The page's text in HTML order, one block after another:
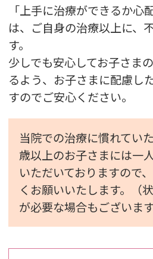
「上手に治療ができるか心配
は、ご自身の治療以上に、
す。
少しでも安心してお子さま
るよう、 お子さまに配慮し
すのでご安心ください。
当院での治療に慣れてい
歳以上のお子さまには一
いただいておりますので
くお願いいたします。（
が必要な場合もございます